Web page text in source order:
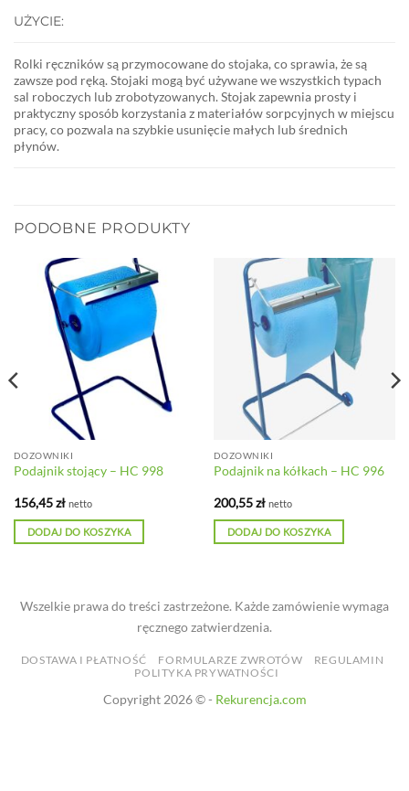
UŻYCIE:
Rolki ręczników są przymocowane do stojaka, co sprawia, że są
zawsze pod ręką. Stojaki mogą być używane we wszystkich typach
sal roboczych lub zrobotyzowanych. Stojak zapewnia prosty i
praktyczny sposób korzystania z materiałów sorpcyjnych w miejscu
pracy, co pozwala na szybkie usunięcie małych lub średnich
płynów.
PODOBNE PRODUKTY
DOZOWNIKI
Podajnik stojący – HC 998
156,45zł netto
DODAJ DO KOSZYKA
DOZOWNIKI
Podajnik na kółkach – HC 996
200,55zł netto
DODAJ DO KOSZYKA
Wszelkie prawa do treści zastrzeżone. Każde zamówienie wymaga
ręcznego zatwierdzenia.
DOSTAWA I PŁATNOŚĆ FORMULARZE ZWROTÓW
REGULAMIN
POLITYKA PRYWATNOŚCI
Copyright 2026 © - Rekurencja.com